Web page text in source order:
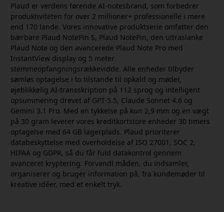
Plaud er verdens førende AI-notesbrand, som forbedrer
produktiviteten for over 2 millioner+ professionelle i mere
end 170 lande. Vores innovative produktserie omfatter den
bærbare Plaud NotePin S, Plaud NotePin, den ultraslanke
Plaud Note og den avancerede Plaud Note Pro med
InstantView display og 5 meter
stemmeopfangningsrækkevidde. Alle enheder tilbyder
sømløs optagelse i to tilstande til opkald og møder,
øjeblikkelig AI-transskription på 112 sprog og intelligent
opsummering drevet af GPT-5.5, Claude Sonnet 4.6 og
Gemini 3.1 Pro. Med en tykkelse på kun 2,9 mm og en vægt
på 30 gram leverer vores kreditkortstore enheder 30 timers
optagelse med 64 GB lagerplads. Plaud prioriterer
databeskyttelse med overholdelse af ISO 27001, SOC 2,
HIPAA og GDPR, så du får fuld datakontrol gennem
avanceret kryptering. Forvandl måden, du indsamler,
organiserer og bruger information på, fra kundemøder til
kreative idéer, med et enkelt tryk.